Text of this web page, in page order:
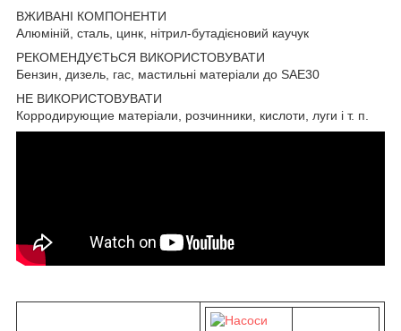
ВЖИВАНІ КОМПОНЕНТИ
Алюміній, сталь, цинк, нітрил-бутадієновий каучук
РЕКОМЕНДУЄТЬСЯ ВИКОРИСТОВУВАТИ
Бензин, дизель, гас, мастильні матеріали до SAE30
НЕ ВИКОРИСТОВУВАТИ
Корродирующие матеріали, розчинники, кислоти, луги і т. п.